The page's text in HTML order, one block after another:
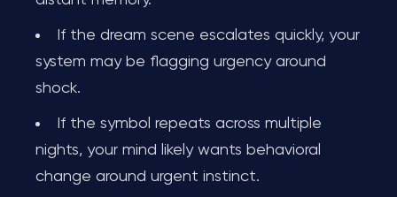
If the dream scene escalates quickly, your
system may be flagging urgency around
shock.
If the symbol repeats across multiple
nights, your mind likely wants behavioral
change around urgent instinct.